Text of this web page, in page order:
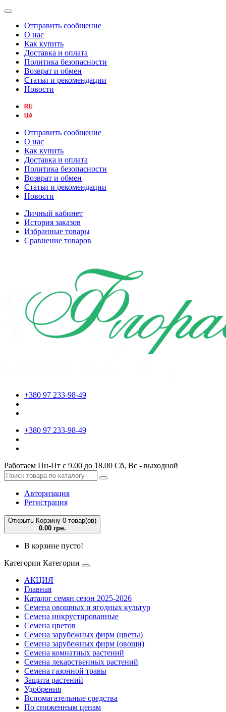
Отправить сообщение
О нас
Как купить
Доставка и оплата
Политика безопасности
Возврат и обмен
Статьи и рекомендации
Новости
Отправить сообщение
О нас
Как купить
Доставка и оплата
Политика безопасности
Возврат и обмен
Статьи и рекомендации
Новости
Личный кабинет
История заказов
Избранные товары
Сравнение товаров
+380 97 233-98-49
+380 97 233-98-49
Работаем Пн-Пт с 9.00 до 18.00 Сб, Вс - выходной
Авторизация
Регистрация
Открыть Корзину 0 товар(ов)
0.00 грн.
В корзине пусто!
Категории Категории
АКЦИЯ
Главная
Каталог семян сезон 2025-2026
Семена овощных и ягодных культур
Семена инкрустированные
Семена цветов
Семена зарубежных фирм (цветы)
Семена зарубежных фирм (овощи)
Семена комнатных растений
Семена лекарственных растений
Семена газонной травы
Защита растений
Удобрения
Вспомагательные средства
По сниженным ценам